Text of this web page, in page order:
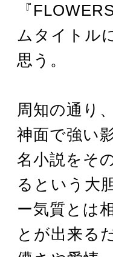
『
ムタイトル
思う。
周知の通り
神面で強い
名小説をそ
るという大
ー気質とは
とが出来る